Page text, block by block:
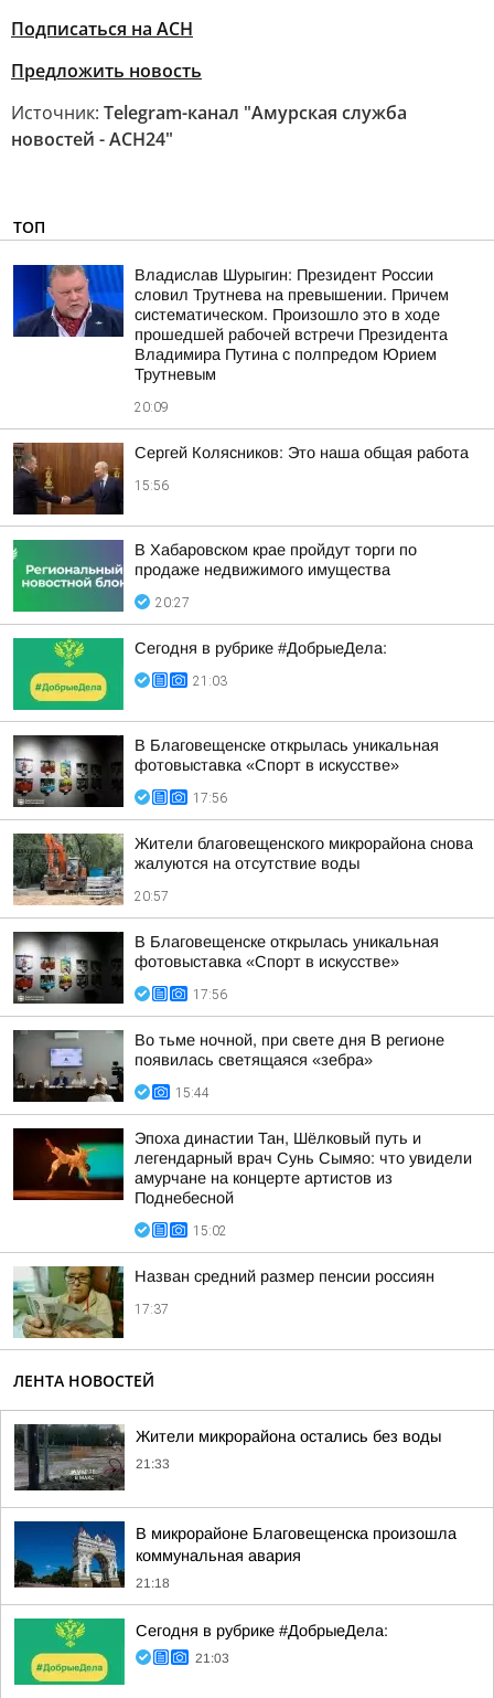
Подписаться на АСН
Предложить новость
Источник: Telegram-канал "Амурская служба
новостей - АСН24"
ТОП
Владислав Шурыгин: Президент России
словил Трутнева на превышении. Причем
систематическом. Произошло это в ходе
прошедшей рабочей встречи Президента
Владимира Путина с полпредом Юрием
Трутневым
20:09
Сергей Колясников: Это наша общая работа
15:56
В Хабаровском крае пройдут торги по
продаже недвижимого имущества
20:27
Сегодня в рубрике #ДобрыеДела:
21:03
В Благовещенске открылась уникальная
фотовыставка «Спорт в искусстве»
17:56
Жители благовещенского микрорайона снова
жалуются на отсутствие воды
20:57
В Благовещенске открылась уникальная
фотовыставка «Спорт в искусстве»
17:56
Во тьме ночной, при свете дня В регионе
появилась светящаяся «зебра»
15:44
Эпоха династии Тан, Шёлковый путь и
легендарный врач Сунь Сымяо: что увидели
амурчане на концерте артистов из
Поднебесной
15:02
Назван средний размер пенсии россиян
17:37
ЛЕНТА НОВОСТЕЙ
Жители микрорайона остались без воды
21:33
В микрорайоне Благовещенска произошла
коммунальная авария
21:18
Сегодня в рубрике #ДобрыеДела:
21:03